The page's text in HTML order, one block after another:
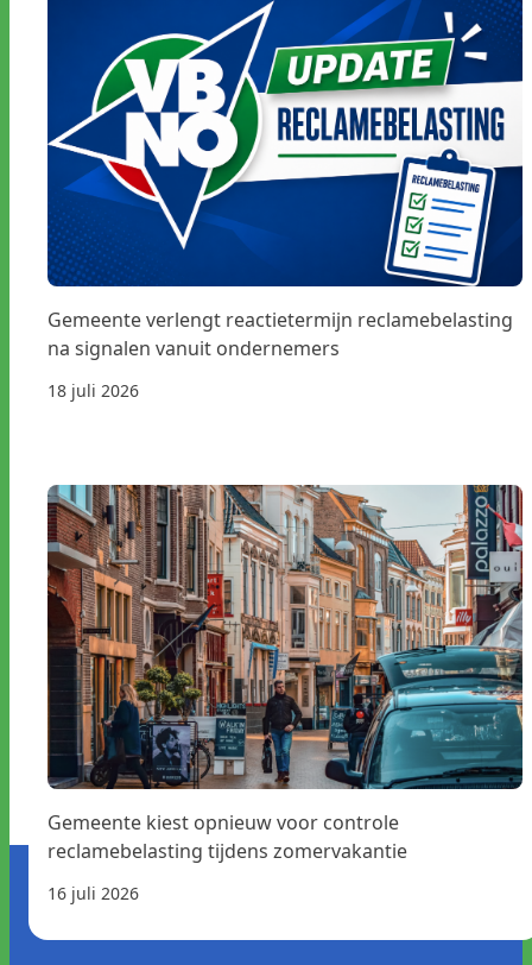
Gemeente verlengt reactietermijn reclamebelasting
na signalen vanuit ondernemers
18 juli 2026
Gemeente kiest opnieuw voor controle
reclamebelasting tijdens zomervakantie
16 juli 2026